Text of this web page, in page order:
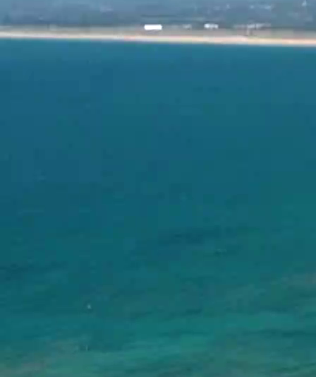
Entreprises et institutions normandes, faites vous